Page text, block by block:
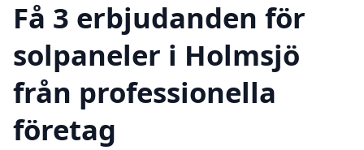
Få 3 erbjudanden för
solpaneler i Holmsjö
från professionella
företag